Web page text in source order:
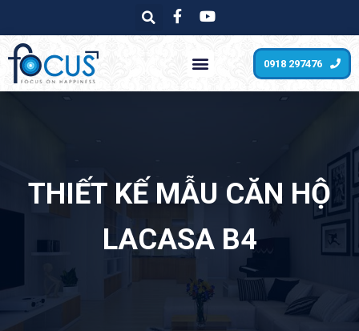
0918 297476
THIẾT KẾ MẪU CĂN HỘ
LACASA B4